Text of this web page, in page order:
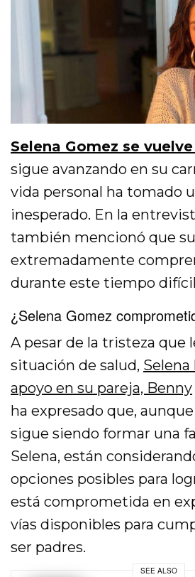
Selena Gomez se
sigue avanzando en su
vida personal ha tomado
inesperado. En la
también mencionó que
extremadamente
durante este tiempo
¿Selena Gomez
A pesar de la tristeza que
situación de salud,
apoyo en su pareja, Benny
ha expresado que,
sigue siendo formar una
Selena, están
opciones posibles para
está comprometida en
vías disponibles para
ser padres.
SEE ALSO